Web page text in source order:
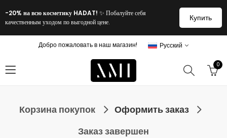
-20% на всю косметику HADAT! ✨ Побалуйте себя
качественным уходом по выгодной цене.
Купить
Добро пожаловать в наш магазин! Русский
0
Корзина покупок
Оформить заказ
Заказ завершен